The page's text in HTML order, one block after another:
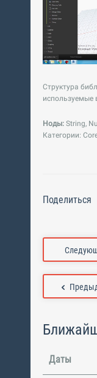
Структура
используемые
Ноды: String,
Категории:
Поделиться
Даты